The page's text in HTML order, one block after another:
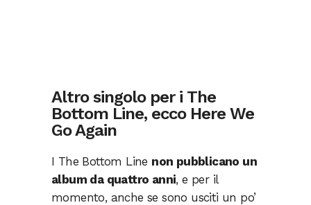
Altro singolo per i The
Bottom Line, ecco Here We
Go Again
I The Bottom Line non pubblicano un
album da quattro anni, e per il
momento, anche se sono usciti un po’